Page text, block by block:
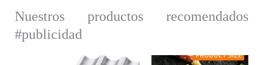
Nuestros productos recomendados
#publicidad